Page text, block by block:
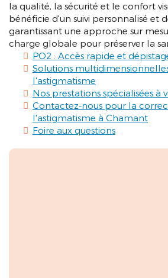
la qualité, la sécurité et le confort
bénéficie d'un suivi personnalisé et
garantissant une approche sur
charge globale pour préserver la
PO2 : Accès rapide et
Solutions
l'astigmatisme
Nos prestations spécialisées à
Contactez-nous pour la
l'astigmatisme à Chamant
Foire aux questions